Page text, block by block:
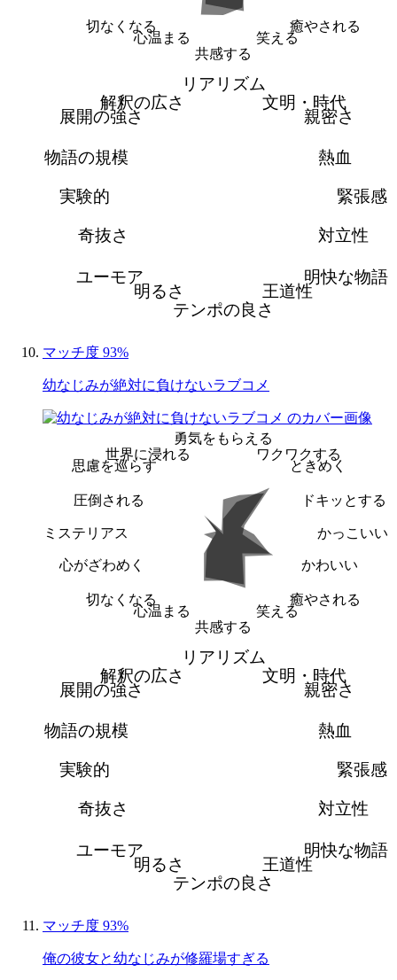
癒やされる
笑える
共感する
心温まる
切なくなる
リアリズム
文明・時代
親密さ
熱血
緊張感
対立性
明快な物語
王道性
テンポの良さ
明るさ
ユーモア
奇抜さ
実験的
物語の規模
展開の強さ
解釈の広さ
マッチ度 93%
幼なじみが絶対に負けないラブコメ
勇気をもらえる
ワクワクする
ときめく
ドキッとする
かっこいい
かわいい
癒やされる
笑える
共感する
心温まる
切なくなる
心がざわめく
ミステリアス
圧倒される
思慮を巡らす
世界に浸れる
リアリズム
文明・時代
親密さ
熱血
緊張感
対立性
明快な物語
王道性
テンポの良さ
明るさ
ユーモア
奇抜さ
実験的
物語の規模
展開の強さ
解釈の広さ
マッチ度 93%
俺の彼女と幼なじみが修羅場すぎる